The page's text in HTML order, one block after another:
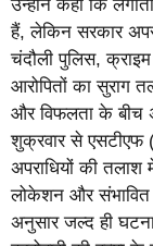
उन्होंने कहा कि
हैं, लेकिन सरकार
चंदौली पुलिस,
आरोपितों का सुराग
और विफलता के बीच
शुक्रवार से एसटीएफ
अपराधियों की तलाश
लोकेशन और संभावित
अनुसार जल्द ही